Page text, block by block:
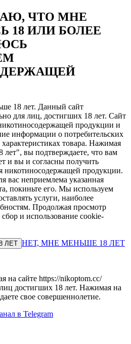
ЧТО МНЕ
18 ИЛИ БОЛЕЕ
18 лет. Данный сайт
для лиц, достигших 18 лет. Сайт
продукции и
информации о потребительских
товара. Нажимая
вы подтверждаете, что вам
и вы и согласны получить
продукции.
вас неприемлема указанная
покиньте его. Мы используем
услуги, наиболее
Продолжая просмотр
и использование cookie-
ЛЕТ НЕТ, МНЕ МЕНЬШЕ 18 ЛЕТ
на сайте https://nikoptom.cc/
достигших 18 лет. Нажимая на
свое совершеннолетие.
в Telegram